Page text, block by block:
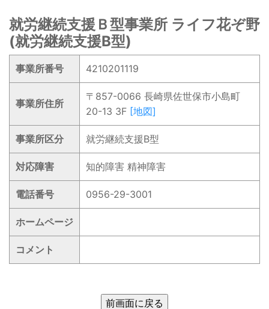
就労継続支援Ｂ型事業所 ライフ花ぞ野
(就労継続支援B型)
事業所番号 4210201119
事業所住所
〒857-0066 長崎県佐世保市小島町
20-13 3F [地図]
事業所区分 就労継続支援B型
対応障害 知的障害 精神障害
電話番号 0956-29-3001
ホームページ
コメント